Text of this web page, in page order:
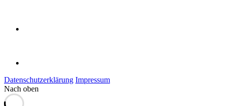
Datenschutzerklärung Impressum
Nach oben